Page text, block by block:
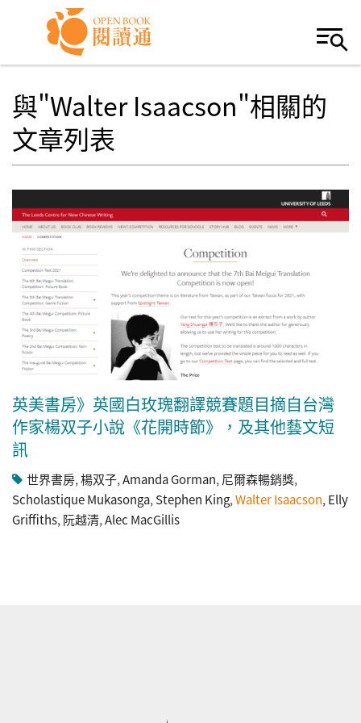
Skip to navigation
移至主內容
與"Walter Isaacson"相關的
文章列表
英美書房》英國白玫瑰翻譯競賽題目摘自台灣
作家楊双子小說《花開時節》，及其他藝文短
訊
世界書房,楊双子,Amanda Gorman, 尼爾森暢銷獎,
Scholastique Mukasonga, Stephen King,Walter Isaacson, Elly
Griffiths, 阮越清,Alec MacGillis